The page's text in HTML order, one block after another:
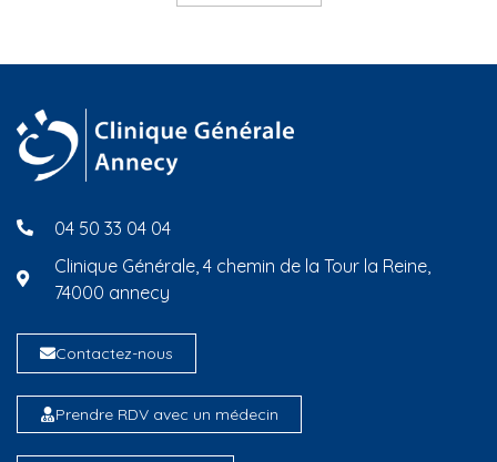
04 50 33 04 04
Clinique Générale, 4 chemin de la Tour la Reine,
74000 annecy
Contactez-nous
Prendre RDV avec un médecin